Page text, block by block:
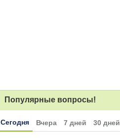
Популярные вопросы!
Сегодня Вчера 7 дней 30 дней